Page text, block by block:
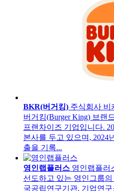
BKR(버거킹) 주식회사 비
버거킹(Burger King) 브랜
프랜차이즈 기업입니다.
본사를 두고 있으며, 2024
출을 기록...
영인랩플러스 영인랩플러
선도하고 있는 영인그룹
국공립연구기관, 기업연